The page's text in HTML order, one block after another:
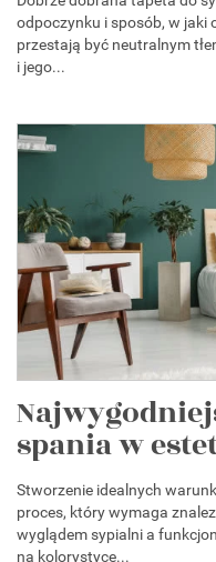
odpoczynku i sposób, w jaki
przestają być neutralnym
i jego...
spania w
Stworzenie idealnych
proces, który wymaga
wyglądem sypialni a
na kolorystyce...